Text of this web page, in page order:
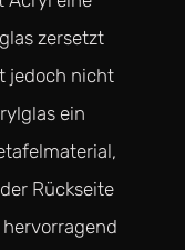
zersetzt
jedoch nicht
ein
Rückseite